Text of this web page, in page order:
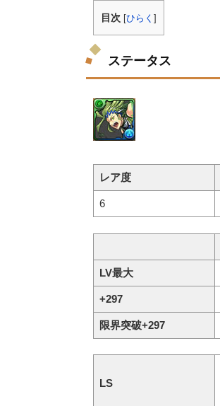
目次 [ひらく ]
ステータス
レア度
6
LV最大
+297
限界突破+297
LS